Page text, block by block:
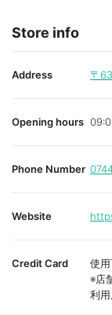
Store info
Address 〒
Opening hours
Phone Number
Website
Credit Card
使
※店
利用